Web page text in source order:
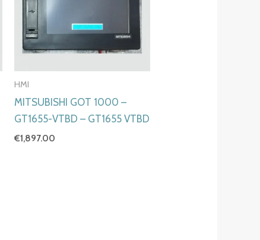
HMI
MITSUBISHI GOT 1000 –
GT1655-VTBD – GT1655 VTBD
€1,897.00